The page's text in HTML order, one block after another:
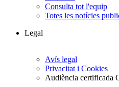
Consulta tot l'equip
Totes les notícies
Legal
Avís legal
Privacitat i Cookies
Audiència certificada